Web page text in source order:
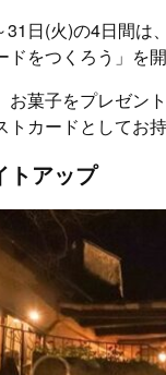
31日(火)の4日間は
をつくろう」を開
お菓子をプレゼン
トカードとしてお
トアップ